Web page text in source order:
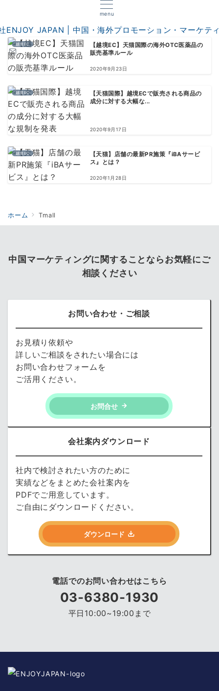
menu
越境EC
【越境EC】天猫国際の海外OTC医薬品の
販売基準ルール
2020年9月23日
越境EC
【天猫国際】越境ECで販売される商品の
成分に対する大幅な...
2020年9月17日
越境EC
【天猫】店舗の最新PR施策『iBAサービ
ス』とは？
2020年1月28日
ホーム Tmall
中国マーケティングに関することならお気軽にご
相談ください
お問い合わせ・ご相談
お見積り依頼や
詳しいご相談をされたい場合には
お問い合わせフォームを
ご活用ください。
お問合せ
会社案内ダウンロード
社内で検討されたい方のために
実績などをまとめた会社案内を
PDFでご用意しています。
ご自由にダウンロードください。
ダウンロード
電話でのお問い合わせはこちら
03-6380-1930
平日10:00~19:00まで